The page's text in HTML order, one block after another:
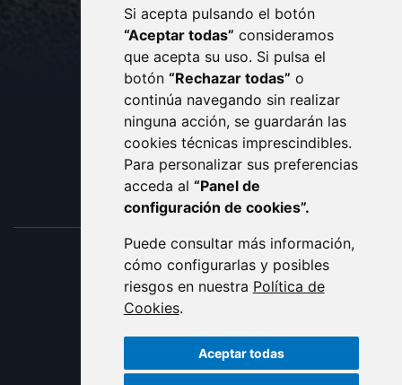
Si acepta pulsando el botón
“Aceptar todas” consideramos
que acepta su uso. Si pulsa el
botón “Rechazar todas” o
continúa navegando sin realizar
ninguna acción, se guardarán las
cookies técnicas imprescindibles.
Para personalizar sus preferencias
acceda al “Panel de
configuración de cookies”.
Puede consultar más información,
cómo configurarlas y posibles
riesgos en nuestra Política de
Cookies.
Aceptar todas
CONTACTO
AVISO LEGAL
PROTECCIÓN DE DATOS
POLÍTICA DE COOKIES
ACCESIBILIDAD
ENLACE EXTERNO AL